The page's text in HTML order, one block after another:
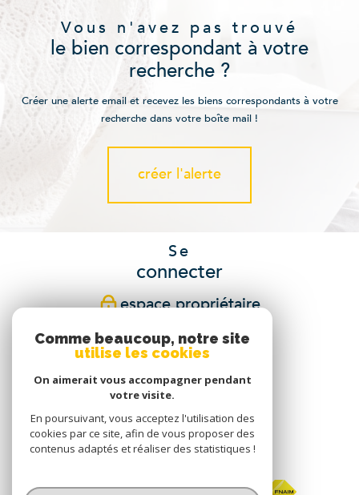
Vous n'avez pas trouvé
le bien correspondant à votre
recherche ?
Créer une alerte email et recevez les biens correspondants à votre
recherche dans votre boîte mail !
créer l'alerte
Se
connecter
espace propriétaire
Nous
suivre
Nous
adhérons
Comme beaucoup, notre site
utilise les cookies
On aimerait vous accompagner pendant
votre visite.
En poursuivant, vous acceptez l'utilisation des
cookies par ce site, afin de vous proposer des
contenus adaptés et réaliser des statistiques !